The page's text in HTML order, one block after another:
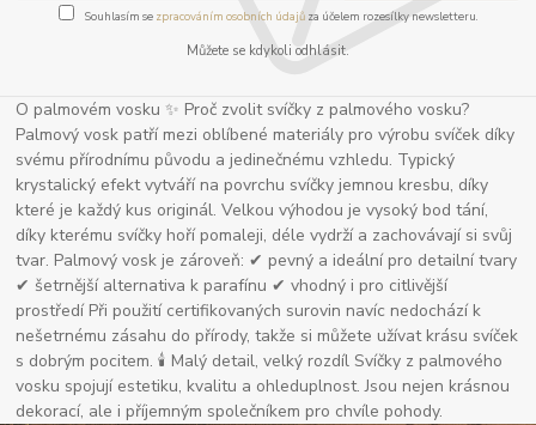
Souhlasím se zpracováním osobních údajůza účelem rozesílky newsletteru.
Můžete se kdykoli odhlásit.
O palmovém vosku ✨ Proč zvolit svíčky z palmového vosku?
Palmový vosk patří mezi oblíbené materiály pro výrobu svíček díky
svému přírodnímu původu a jedinečnému vzhledu. Typický
krystalický efekt vytváří na povrchu svíčky jemnou kresbu, díky
které je každý kus originál. Velkou výhodou je vysoký bod tání,
díky kterému svíčky hoří pomaleji, déle vydrží a zachovávají si svůj
tvar. Palmový vosk je zároveň: ✔ pevný a ideální pro detailní tvary
✔ šetrnější alternativa k parafínu ✔ vhodný i pro citlivější
prostředí Při použití certifikovaných surovin navíc nedochází k
nešetrnému zásahu do přírody, takže si můžete užívat krásu svíček
s dobrým pocitem. 🕯 Malý detail, velký rozdíl Svíčky z palmového
vosku spojují estetiku, kvalitu a ohleduplnost. Jsou nejen krásnou
dekorací, ale i příjemným společníkem pro chvíle pohody.